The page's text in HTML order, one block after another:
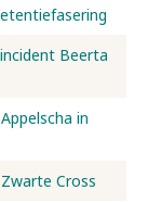
Beerta
in
Cross